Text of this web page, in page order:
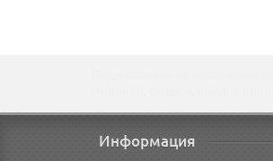
Информация